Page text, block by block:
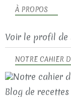
NOTRE CAHIER
Blog de
À PROPOS
Voir le profil de